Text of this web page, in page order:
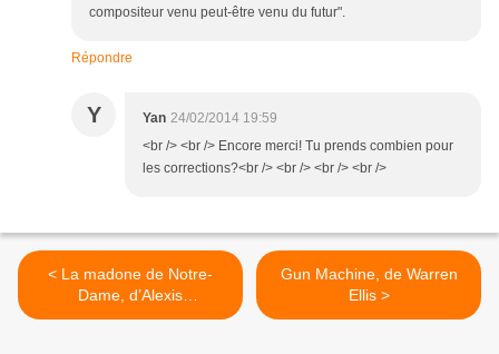
compositeur venu peut-être venu du futur".
Répondre
Y Yan 24/02/2014 19:59
<br /> <br /> Encore merci! Tu prends combien pour
les corrections?<br /> <br /> <br /> <br />
< La madone de Notre-
Dame, d’Alexis
Ragougneau
Gun Machine, de Warren
Ellis >